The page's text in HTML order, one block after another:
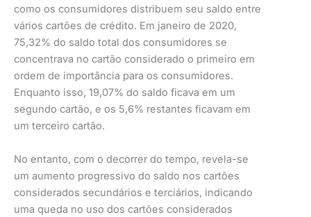
como os consumidores distribuem seu saldo entre
vários cartões de crédito. Em janeiro de 2020,
75,32% do saldo total dos consumidores se
concentrava no cartão considerado o primeiro em
ordem de importância para os consumidores.
Enquanto isso, 19,07% do saldo ficava em um
segundo cartão, e os 5,6% restantes ficavam em
um terceiro cartão.
No entanto, com o decorrer do tempo, revela-se
um aumento progressivo do saldo nos cartões
considerados secundários e terciários, indicando
uma queda no uso dos cartões considerados